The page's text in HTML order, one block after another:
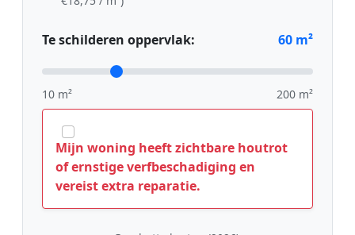
Te schilderen oppervlak: 60 m²
10 m² 200 m²
Mijn woning heeft zichtbare houtrot
of ernstige verfbeschadiging en
vereist extra reparatie.